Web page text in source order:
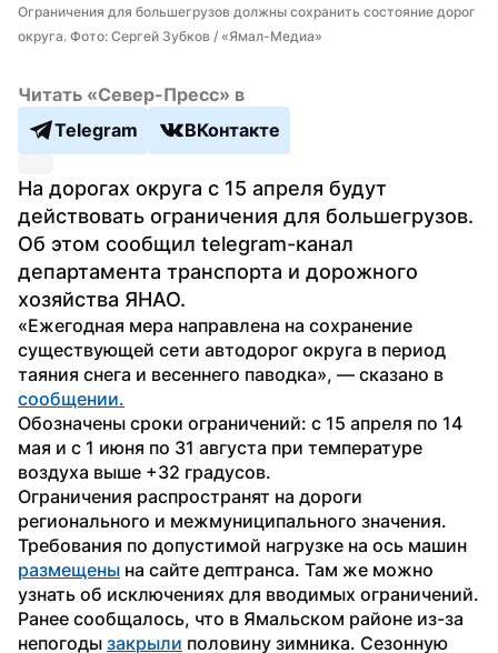
Ограничения для большегрузов должны сохранить состояние дорог
округа. Фото: Сергей Зубков / «Ямал-Медиа»
Читать «Север-Пресс» в
Telegram
ВКонтакте
На дорогах округа с 15 апреля будут
действовать ограничения для большегрузов.
Об этом сообщил telegram-канал
департамента транспорта и дорожного
хозяйства ЯНАО.
«Ежегодная мера направлена на сохранение
существующей сети автодорог округа в период
сообщении.
Обозначены сроки ограничений: с 15 апреля по 14
мая и с 1 июня по 31 августа при температуре
воздуха выше +32 градусов.
Ограничения распространят на дороги
регионального и межмуниципального значения.
размещены на сайте дептранса. Там же можно
узнать об исключениях для вводимых ограничений.
Ранее сообщалось, что в Ямальском районе из-за
непогоды закрыли половину зимника. Сезонную